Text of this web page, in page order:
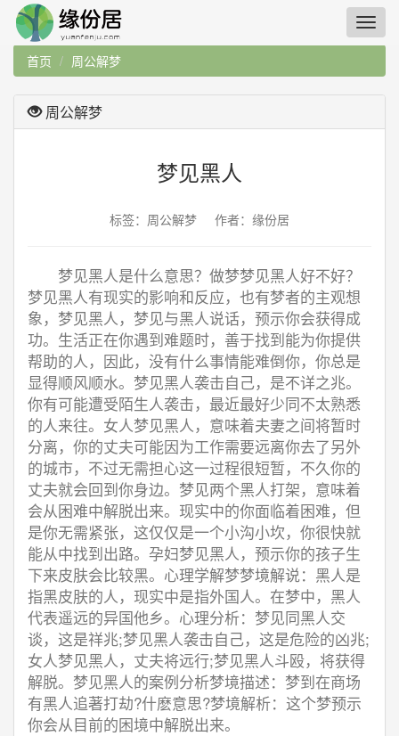
首页 周公解梦
周公解梦
梦见黑人
标签：周公解梦 作者：缘份居
梦见黑人是什么意思？做梦梦见黑人好不好？
梦见黑人有现实的影响和反应，也有梦者的主观想
象，梦见黑人，梦见与黑人说话，预示你会获得成
功。生活正在你遇到难题时，善于找到能为你提供
帮助的人，因此，没有什么事情能难倒你，你总是
显得顺风顺水。梦见黑人袭击自己，是不详之兆。
你有可能遭受陌生人袭击，最近最好少同不太熟悉
的人来往。女人梦见黑人，意味着夫妻之间将暂时
分离，你的丈夫可能因为工作需要远离你去了另外
的城市，不过无需担心这一过程很短暂，不久你的
丈夫就会回到你身边。梦见两个黑人打架，意味着
会从困难中解脱出来。现实中的你面临着困难，但
是你无需紧张，这仅仅是一个小沟小坎，你很快就
能从中找到出路。孕妇梦见黑人，预示你的孩子生
下来皮肤会比较黑。心理学解梦梦境解说：黑人是
指黑皮肤的人，现实中是指外国人。在梦中，黑人
代表遥远的异国他乡。心理分析：梦见同黑人交
谈，这是祥兆;梦见黑人袭击自己，这是危险的凶兆;
女人梦见黑人，丈夫将远行;梦见黑人斗殴，将获得
解脱。梦见黑人的案例分析梦境描述：梦到在商场
有黑人追著打劫?什麽意思?梦境解析：这个梦预示
你会从目前的困境中解脱出来。